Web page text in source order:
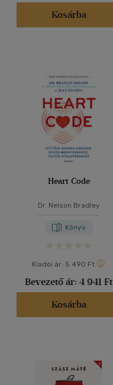
Kosárba
Heart Code
Dr. Nelson Bradley
Könyv
Kiadói ár: 5 490 Ft
Bevezető ár: 4 941 Ft
Kosárba